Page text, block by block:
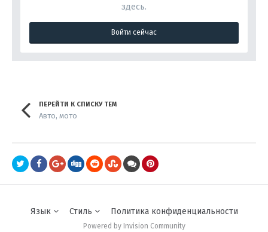
здесь.
Войти сейчас
ПЕРЕЙТИ К СПИСКУ ТЕМ
Авто, мото
Язык Стиль Политика конфиденциальности
Powered by Invision Community